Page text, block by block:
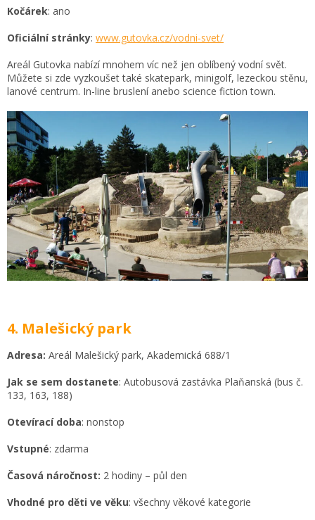
Kočárek: ano
Oficiální stránky: www.gutovka.cz/vodni-svet/
Areál Gutovka nabízí mnohem víc než jen oblíbený vodní svět.
Můžete si zde vyzkoušet také skatepark, minigolf, lezeckou stěnu,
lanové centrum. In-line bruslení anebo science fiction town.
4. Malešický park
Adresa: Areál Malešický park, Akademická 688/1
Jak se sem dostanete: Autobusová zastávka Plaňanská (bus č.
133, 163, 188)
Otevírací doba: nonstop
Vstupné: zdarma
Časová náročnost: 2 hodiny – půl den
Vhodné pro děti ve věku: všechny věkové kategorie